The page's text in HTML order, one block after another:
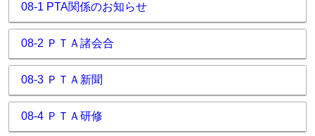
08-1 PTA関係のお知らせ
08-2 ＰＴＡ諸会合
08-3 ＰＴＡ新聞
08-4 ＰＴＡ研修